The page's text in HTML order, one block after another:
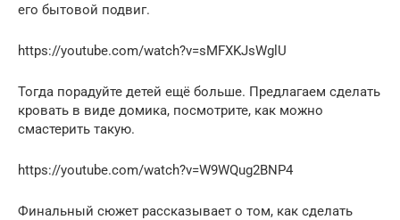
его бытовой подвиг.
https://youtube.com/watch?v=sMFXKJsWglU
Тогда порадуйте детей ещё больше. Предлагаем сделать
кровать в виде домика, посмотрите, как можно
смастерить такую.
https://youtube.com/watch?v=W9WQug2BNP4
Финальный сюжет рассказывает о том, как сделать